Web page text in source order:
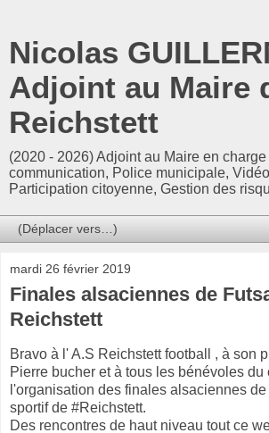
Nicolas
Adjoint au Maire
Reichstett
(2020 - 2026) Adjoint au Maire en charge
communication, Police municipale,
Participation citoyenne, Gestion des
mardi 26 février 2019
Finales alsaciennes de
Reichstett
Bravo à l' A.S Reichstett football , à son
Pierre bucher et à tous les bénévoles
l'organisation des finales alsaciennes
sportif de #Reichstett.
Des rencontres de haut niveau tout ce